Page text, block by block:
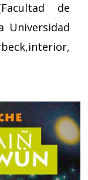
de
Universidad